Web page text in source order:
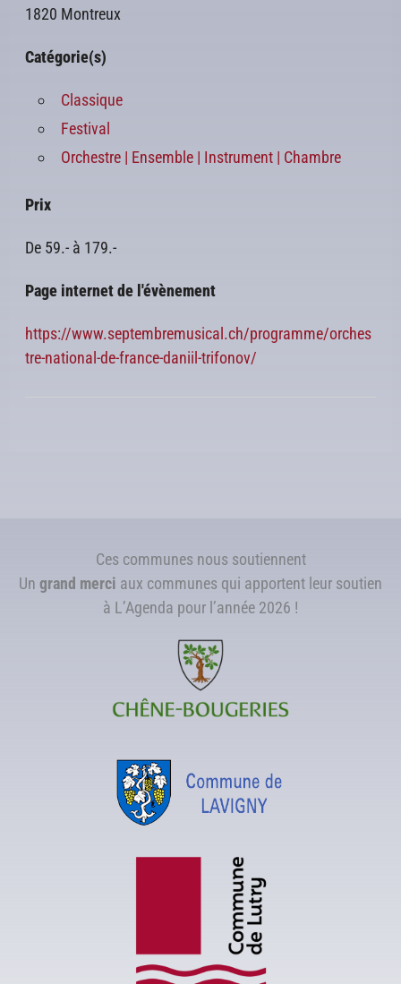
1820 Montreux
Catégorie(s)
Classique
Festival
Orchestre | Ensemble | Instrument | Chambre
Prix
De 59.- à 179.-
Page internet de l'évènement
https://www.septembremusical.ch/programme/orches
tre-national-de-france-daniil-trifonov/
Ces communes nous soutiennent
Un grand merci aux communes qui apportent leur soutien
à L’Agenda pour l’année 2026 !